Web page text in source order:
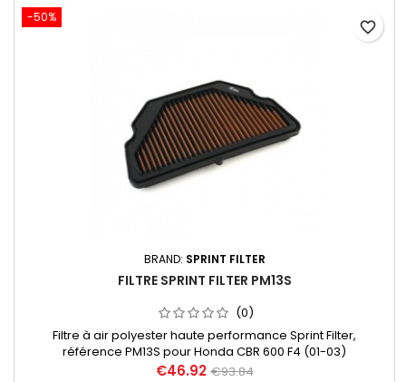
-50%
BRAND: SPRINT FILTER
FILTRE SPRINT FILTER PM13S
(0)
Filtre à air polyester haute performance Sprint Filter,
référence PM13S pour Honda CBR 600 F4 (01-03)
€46.92 €93.84
favorite_border